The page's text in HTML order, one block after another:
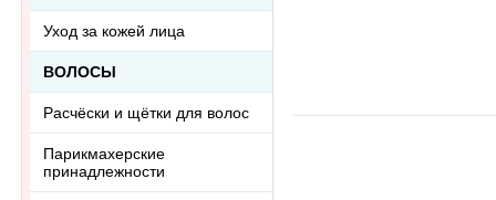
Уход за кожей лица
ВОЛОСЫ
Расчёски и щётки для волос
Парикмахерские
принадлежности